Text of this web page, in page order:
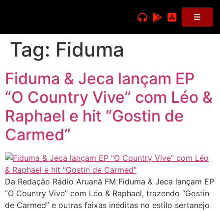
Tag: Fiduma
Fiduma & Jeca lançam EP
“O Country Vive” com Léo &
Raphael e hit “Gostin de
Carmed”
Da Redação Rádio Aruanã FM Fiduma & Jeca lançam EP
“O Country Vive” com Léo & Raphael, trazendo “Gostin
de Carmed” e outras faixas inéditas no estilo sertanejo